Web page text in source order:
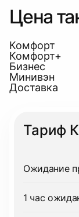
Цена
Комфорт
Комфорт+
Бизнес
Минивэн
Доставка
Тариф
Ожидание
1 час